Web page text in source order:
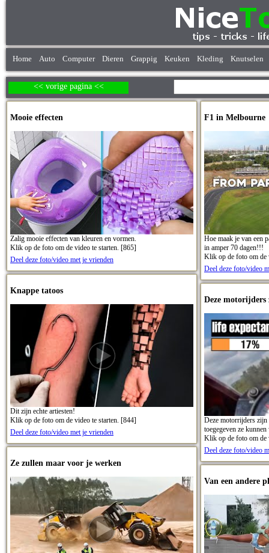
Home Auto Computer Dieren Grappig Keuken Kleding Knutselen
<< vorige pagina <<
Mooie effecten
Zalig mooie effecten van kleuren en vormen.
Klik op de foto om de video te starten. [865]
Deel deze foto/video met je vrienden
Knappe tatoos
Dit zijn echte artiesten!
Klik op de foto om de video te starten. [844]
Deel deze foto/video met je vrienden
Ze zullen maar voor je werken
F1 in Melbourne
Hoe maak je van een
in amper 70 dagen!!!
Klik op de foto om de
Deel deze foto/video
Deze motorijders
Deze motorrijders zijn
toegegeven ze
Klik op de foto om de
Deel deze foto/video
Van een andere